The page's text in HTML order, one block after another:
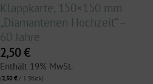
Klappkarte, 150×150 mm
„Diamantenen Hochzeit“ –
60 Jahre
2,50€
Enthält 19% MwSt.
(2,50€/ 1 Stück)